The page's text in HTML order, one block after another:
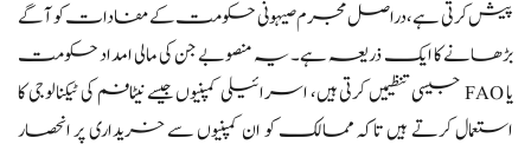
پیش کرتی ہے، دراصل مجرم صیہونی حکومت کے مفادات کو آگے
بڑھانے کا ایک ذریعہ ہے۔ یہ منصوبے جن کی مالی امداد حکومت
یا FAO جیسی تنظیمیں کرتی ہیں، اسرائیلی کمپنیوں جیسے نیٹافم کی ٹیکنالوجی کا
استعمال کرتے ہیں تاکہ ممالک کو ان کمپنیوں سے خریداری پر انحصار